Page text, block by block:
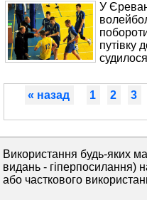
У
путівку
« назад 1 2 3
Використання будь-яких
видань - гіперпосилання)
або часткового